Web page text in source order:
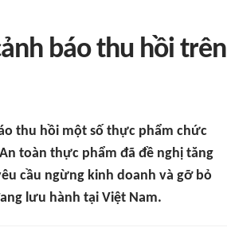
báo thu hồi trên
thu hồi một số thực phẩm chức
toàn thực phẩm đã đề nghị tăng
cầu ngừng kinh doanh và gỡ bỏ
lưu hành tại Việt Nam.